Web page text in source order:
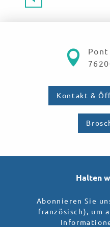
Kontakt &
Halten
Abonnieren Sie
französisch), um